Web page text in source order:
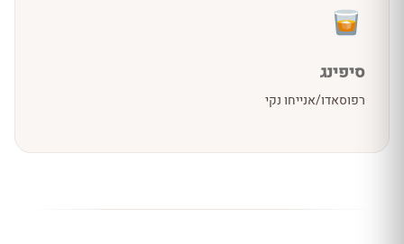
סיפינג
רפוסאדו/אנייחו נקי